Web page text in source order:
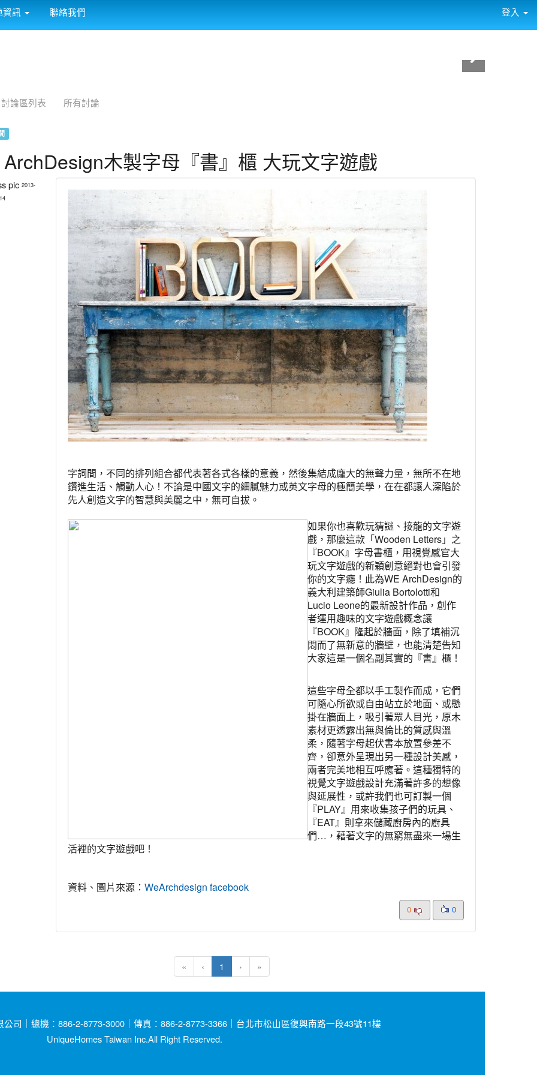
訊 聯絡我們 登入
討論區列表 所有討論
木製字母『書』櫃 大玩文字遊戲
2013-
字詞間，不同的排列組合都代表著各式各樣的意義，然後集結成龐大的無聲力量，無所不在地
鑽進生活、觸動人心！不論是中國文字的細膩魅力或英文字母的極簡美學，在在都讓人深陷於
先人創造文字的智慧與美麗之中，無可自拔。
如果你也喜歡玩猜謎、接龍的文字遊
戲，那麼這款「Wooden Letters」之
『BOOK』字母書櫃，用視覺感官大
玩文字遊戲的新穎創意絕對也會引發
你的文字癮！此為WE ArchDesign的
義大利建築師Giulia Bortolotti和
Lucio Leone的最新設計作品，創作
者運用趣味的文字遊戲概念讓
『BOOK』隆起於牆面，除了填補沉
悶而了無新意的牆壁，也能清楚告知
大家這是一個名副其實的『書』櫃！
這些字母全都以手工製作而成，它們
可隨心所欲或自由站立於地面、或懸
掛在牆面上，吸引著眾人目光，原木
素材更透露出無與倫比的質感與溫
柔，隨著字母起伏書本放置參差不
齊，卻意外呈現出另一種設計美感，
兩者完美地相互呼應著。這種獨特的
視覺文字遊戲設計充滿著許多的想像
與延展性，或許我們也可訂製一個
『PLAY』用來收集孩子們的玩具、
『EAT』則拿來儲藏廚房內的廚具
們…，藉著文字的無窮無盡來一場生
活裡的文字遊戲吧！
資料、圖片來源： WeArchdesign facebook
0 0
« ‹ 1 (current)
› »
司｜總機：886-2-8773-3000｜傳真：886-2-8773-3366｜台北市松山區復興南路一段43號11樓
UniqueHomes Taiwan Inc.All Right Reserved.